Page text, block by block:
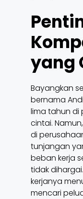
yang
Bayangkan
bernama
lima tahun di
cintai.
di
tunjangan
beban kerja
tidak
kerjanya
mencari